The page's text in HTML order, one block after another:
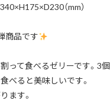
（mm）
商品です
って食べるゼリーです。3個
べると美味しいです。
ます。